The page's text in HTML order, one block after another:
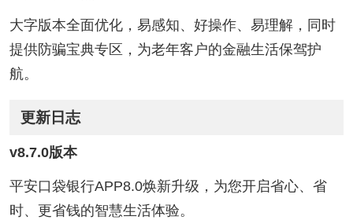
大字版本全面优化，易感知、好操作、易理解，同时
提供防骗宝典专区，为老年客户的金融生活保驾护
航。
更新日志
v8.7.0版本
平安口袋银行APP8.0焕新升级，为您开启省心、省
时、更省钱的智慧生活体验。